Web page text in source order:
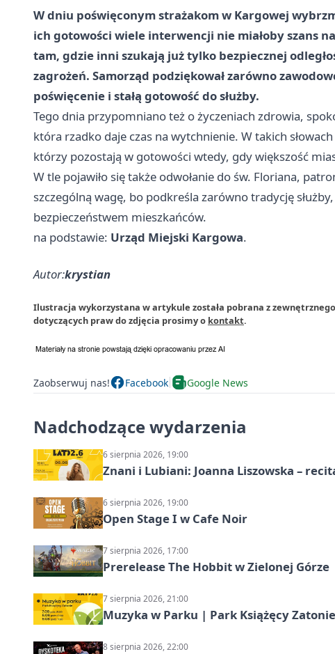
W dniu poświęconym strażakom w Kargowej
ich gotowości wiele interwencji nie miałoby szans
tam, gdzie inni szukają już tylko bezpiecznej
zagrożeń. Samorząd podziękował zarówno
poświęcenie i stałą gotowość do służby.
Tego dnia przypomniano też o życzeniach zdrowia,
która rzadko daje czas na wytchnienie. W takich
którzy pozostają w gotowości wtedy, gdy większość
W tle pojawiło się także odwołanie do św. Floriana,
szczególną wagę, bo podkreśla zarówno tradycję
bezpieczeństwem mieszkańców.
na podstawie: Urząd Miejski Kargowa.
Autor:krystian
Ilustracja wykorzystana w artykule została pobrana z
dotyczących praw do zdjęcia prosimy o kontakt.
Zaobserwuj nas! Facebook Google News
Nadchodzące wydarzenia
6 sierpnia 2026, 19:00
Znani i Lubiani: Joanna Liszowska –
6 sierpnia 2026, 19:00
Open Stage I w Cafe Noir
7 sierpnia 2026, 17:00
Prerelease The Hobbit w Zielonej Górze
7 sierpnia 2026, 21:00
Muzyka w Parku | Park Książęcy
8 sierpnia 2026, 22:00